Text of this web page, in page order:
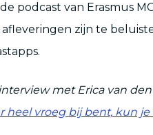
de podcast van Erasmus
zijn te
met Erica van
heel vroeg bij bent, kun